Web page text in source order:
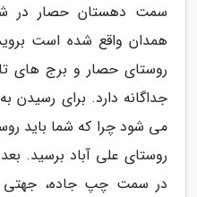
سمت دهستان حصار در
همدان واقع شده است
روستای حصار و برج های
جداگانه دارد. برای رسیدن
می شود چرا که شما باید
روستای علی آباد برسید.
در سمت چپ جاده، جهتی